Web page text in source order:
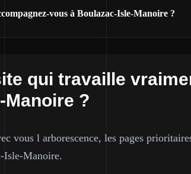
vous à Boulazac-Isle-Manoire ?
qui travaille
Manoire ?
vous l arborescence, les pages
Isle-Manoire.